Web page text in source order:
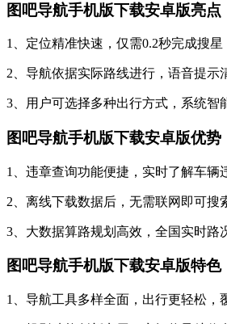
图吧导航手机版下载安卓版亮点
1、定位精准快速，仅需0.2秒完成搜
2、导航依据实际路线进行，语音提示
3、用户可选择多种出行方式，系统智
图吧导航手机版下载安卓版优势
1、违章查询功能便捷，实时了解车辆
2、离线下载数据后，无需联网即可搜
3、大数据算路规划高效，全国实时路
图吧导航手机版下载安卓版特色
1、导航工具多样全面，出行更轻松，